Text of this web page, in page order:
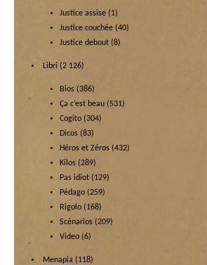
Justice assise (1)
Justice couchée (40)
Justice debout (8)
Libri (2 126)
Bios (386)
Ça c’est beau (531)
Cogito (304)
Dicos (83)
Héros et Zéros (432)
Kilos (289)
Pas idiot (129)
Pédago (259)
Rigolo (168)
Scénarios (209)
Video (6)
Menapia (118)